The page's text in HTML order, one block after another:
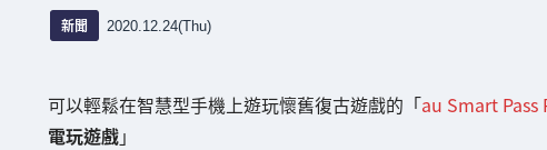
新聞 2020.12.24(Thu)
可以輕鬆在智慧型手機上遊玩懷舊復古遊戲的「au Smart Pass
電玩遊戲」